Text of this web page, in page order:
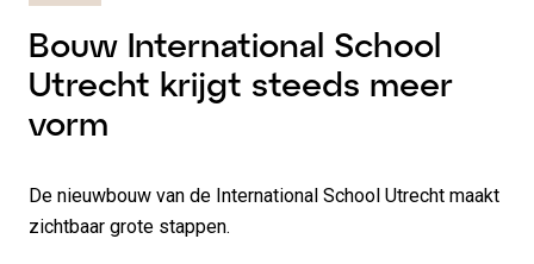
Bouw International School
Utrecht krijgt steeds meer
vorm
De nieuwbouw van de International School Utrecht maakt
zichtbaar grote stappen.